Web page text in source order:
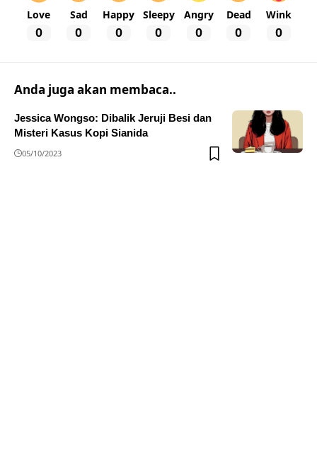
Love
0
Sad
0
Happy
0
Sleepy
0
Angry
0
Dead
0
Wink
0
Anda juga akan membaca..
Jessica Wongso: Dibalik Jeruji Besi dan
Misteri Kasus Kopi Sianida
05/10/2023